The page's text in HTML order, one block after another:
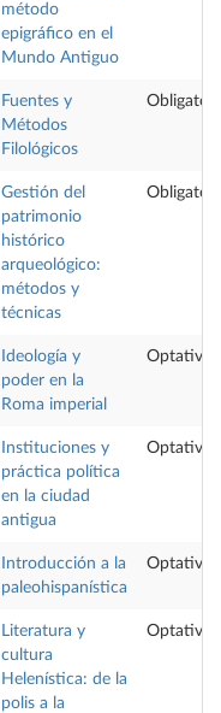
método
epigráfico en el
Mundo Antiguo
Fuentes y
Métodos
Filológicos
Gestión del
patrimonio
histórico
arqueológico:
métodos y
técnicas
Ideología y
poder en la
Roma imperial
Optativa
Instituciones y
práctica política
en la ciudad
antigua
Optativa
Introducción a la
paleohispanística
Optativa
Literatura y
cultura
Helenística: de la
polis a la
Optativa